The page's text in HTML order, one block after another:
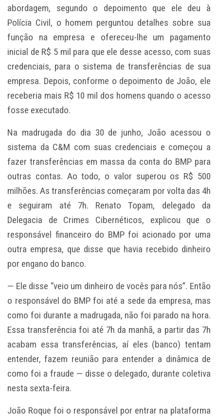
abordagem, segundo o depoimento que ele deu à
Polícia Civil, o homem perguntou detalhes sobre sua
função na empresa e ofereceu-lhe um pagamento
inicial de R$ 5 mil para que ele desse acesso, com suas
credenciais, para o sistema de transferências de sua
empresa. Depois, conforme o depoimento de João, ele
receberia mais R$ 10 mil dos homens quando o acesso
fosse executado.
Na madrugada do dia 30 de junho, João acessou o
sistema da C&M com suas credenciais e começou a
fazer transferências em massa da conta do BMP para
outras contas. Ao todo, o valor superou os R$ 500
milhões. As transferências começaram por volta das 4h
e seguiram até 7h. Renato Topam, delegado da
Delegacia de Crimes Cibernéticos, explicou que o
responsável financeiro do BMP foi acionado por uma
outra empresa, que disse que havia recebido dinheiro
por engano do banco.
— Ele disse “veio um dinheiro de vocês para nós”. Então
o responsável do BMP foi até a sede da empresa, mas
como foi durante a madrugada, não foi parado na hora.
Essa transferência foi até 7h da manhã, a partir das 7h
acabam essa transferências, aí eles (banco) tentam
entender, fazem reunião para entender a dinâmica de
como foi a fraude — disse o delegado, durante coletiva
nesta sexta-feira.
João Roque foi o responsável por entrar na plataforma